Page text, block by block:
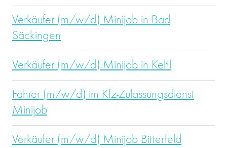
Verkäufer (m/w/d) Minijob in Bad
Säckingen
Verkäufer (m/w/d) Minijob in Kehl
Fahrer (m/w/d) im Kfz-Zulassungsdienst
Minijob
Verkäufer (m/w/d) Minijob Bitterfeld